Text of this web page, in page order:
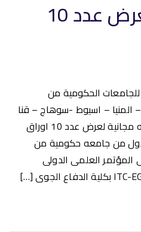
منحه مجانية لعرض عدد 10
للجامعات الحكومية من
– اسيوط -سوهاج – قنا
-جنوب الوادى – اسوان) : منحه مجانية لعرض عدد 10 اوراق
من جامعه حكومية من
العلمى الدولى